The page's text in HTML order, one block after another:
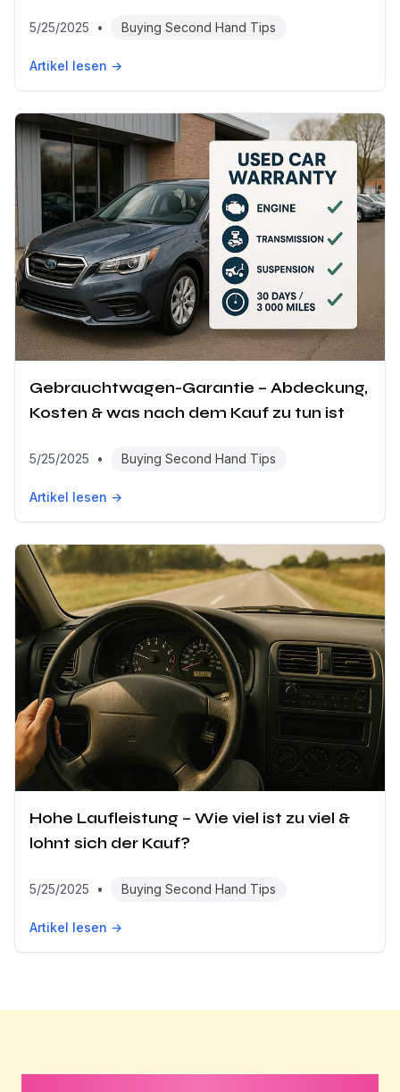
5/25/2025 • Buying Second Hand Tips
Artikel lesen →
Gebrauchtwagen-Garantie – Abdeckung,
Kosten & was nach dem Kauf zu tun ist
5/25/2025 • Buying Second Hand Tips
Artikel lesen →
Hohe Laufleistung – Wie viel ist zu viel &
lohnt sich der Kauf?
5/25/2025 • Buying Second Hand Tips
Artikel lesen →